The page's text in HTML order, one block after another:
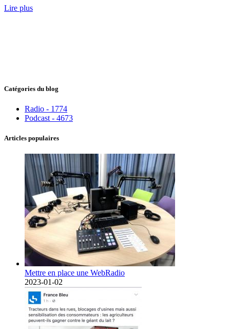
Lire plus
Catégories du blog
Radio - 1774
Podcast - 4673
Articles populaires
Mettre en place une WebRadio
2023-01-02